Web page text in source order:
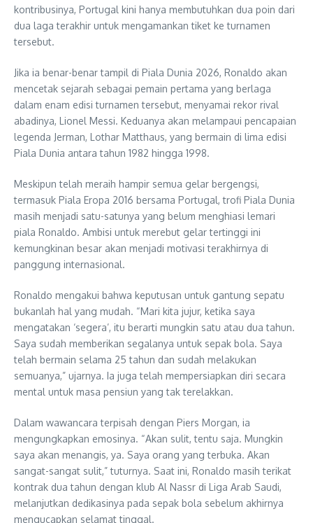
kontribusinya, Portugal kini hanya membutuhkan dua poin dari
dua laga terakhir untuk mengamankan tiket ke turnamen
tersebut.
Jika ia benar-benar tampil di Piala Dunia 2026, Ronaldo akan
mencetak sejarah sebagai pemain pertama yang berlaga
dalam enam edisi turnamen tersebut, menyamai rekor rival
abadinya, Lionel Messi. Keduanya akan melampaui pencapaian
legenda Jerman, Lothar Matthaus, yang bermain di lima edisi
Piala Dunia antara tahun 1982 hingga 1998.
Meskipun telah meraih hampir semua gelar bergengsi,
termasuk Piala Eropa 2016 bersama Portugal, trofi Piala Dunia
masih menjadi satu-satunya yang belum menghiasi lemari
piala Ronaldo. Ambisi untuk merebut gelar tertinggi ini
kemungkinan besar akan menjadi motivasi terakhirnya di
panggung internasional.
Ronaldo mengakui bahwa keputusan untuk gantung sepatu
bukanlah hal yang mudah. “Mari kita jujur, ketika saya
mengatakan ‘segera’, itu berarti mungkin satu atau dua tahun.
Saya sudah memberikan segalanya untuk sepak bola. Saya
telah bermain selama 25 tahun dan sudah melakukan
semuanya,” ujarnya. Ia juga telah mempersiapkan diri secara
mental untuk masa pensiun yang tak terelakkan.
Dalam wawancara terpisah dengan Piers Morgan, ia
mengungkapkan emosinya. “Akan sulit, tentu saja. Mungkin
saya akan menangis, ya. Saya orang yang terbuka. Akan
sangat-sangat sulit,” tuturnya. Saat ini, Ronaldo masih terikat
kontrak dua tahun dengan klub Al Nassr di Liga Arab Saudi,
melanjutkan dedikasinya pada sepak bola sebelum akhirnya
mengucapkan selamat tinggal.